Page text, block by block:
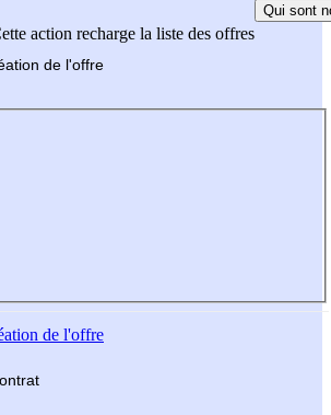
action recharge la liste des offres
Qui sont
de l'offre
de l'offre